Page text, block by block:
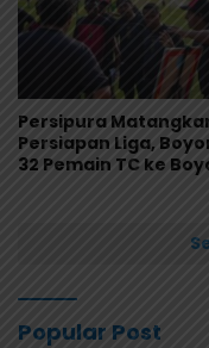
Persipura
Persiapan Liga,
32 Pemain TC ke
Popular Post